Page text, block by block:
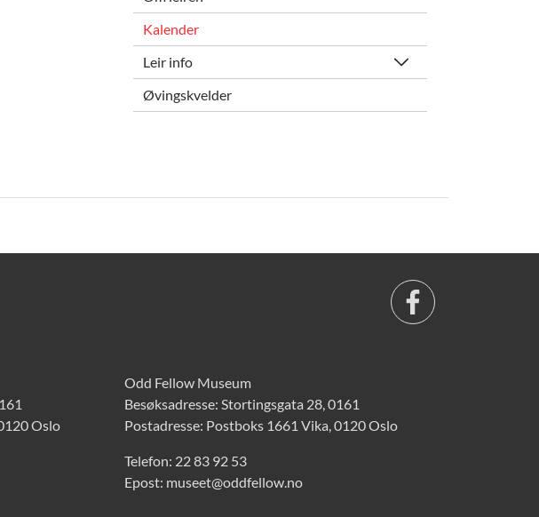
Kalender
Leir info
Øvingskvelder
Oslo
Odd Fellow Museum
Besøksadresse: Stortingsgata 28, 0161
Postadresse: Postboks 1661 Vika, 0120 Oslo
Telefon: 22 83 92 53
Epost: museet@oddfellow.no